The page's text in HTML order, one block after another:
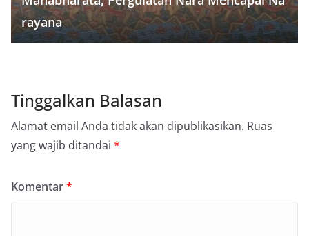
rayana
Tinggalkan Balasan
Alamat email Anda tidak akan dipublikasikan. Ruas
yang wajib ditandai *
Komentar*